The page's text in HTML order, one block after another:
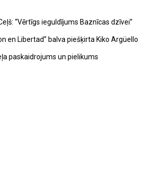
“Vērtīgs ieguldījums Baznīcas dzīvei”
en Libertad” balva piešķirta Kiko Argüello
paskaidrojums un pielikums